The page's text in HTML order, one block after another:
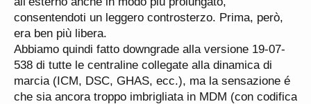
consentendoti un leggero controsterzo. Prima, però,
era ben più libera.
Abbiamo quindi fatto downgrade alla versione 19-07-
538 di tutte le centraline collegate alla dinamica di
marcia (ICM, DSC, GHAS, ecc.), ma la sensazione é
che sia ancora troppo imbrigliata in MDM (con codifica